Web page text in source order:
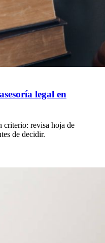
legal en
criterio: revisa hoja de
de decidir.